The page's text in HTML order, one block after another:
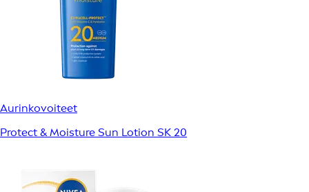
Aurinkovoiteet
Protect & Moisture Sun Lotion SK 20